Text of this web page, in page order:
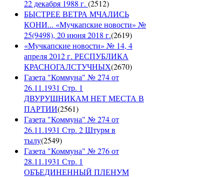
22 декабря 1988 г. (2512)
БЫСТРЕЕ ВЕТРА МЧАЛИСЬ
КОНИ... «Мучкапские новости» №
25(9498), 20 июня 2018 г.(2619)
«Мучкапские новости» № 14, 4
апреля 2012 г. РЕСПУБЛИКА
КРАСНОГАЛСТУЧНЫХ(2670)
Газета "Коммуна" № 274 от
26.11.1931 Стр. 1
ДВУРУШНИКАМ НЕТ МЕСТА В
ПАРТИИ(2561)
Газета "Коммуна" № 274 от
26.11.1931 Стр. 2 Штурм в
тылу(2549)
Газета "Коммуна" № 276 от
28.11.1931 Стр. 1
ОБЪЕДИНЕННЫЙ ПЛЕНУМ